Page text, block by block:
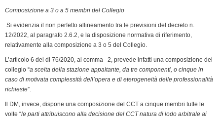
Composizione a 3 o a 5 membri del Collegio
Si evidenzia il non perfetto allineamento tra le previsioni del decreto n.
12/2022, al paragrafo 2.6.2, e la disposizione normativa di riferimento,
relativamente alla composizione a 3 o 5 del Collegio.
L’articolo 6 del dl 76/2020, al comma 2, prevede infatti una composizione del
collegio “a scelta della stazione appaltante, da tre componenti, o cinque in
caso di motivata complessità dell’opera e di eterogeneità delle professionalità
richieste”.
Il DM, invece, dispone una composizione del CCT a cinque membri tutte le
volte “le parti attribuiscono alla decisione del CCT natura di lodo arbitrale ai